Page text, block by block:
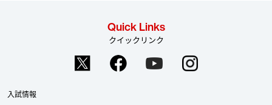
Quick Links
クイックリンク
入試情報